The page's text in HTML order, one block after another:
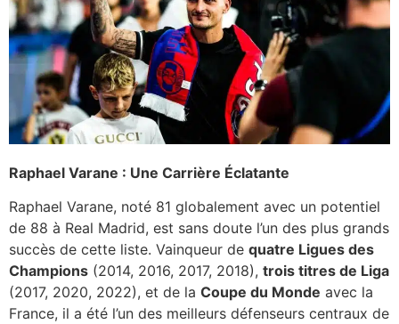
Raphael Varane : Une Carrière Éclatante
Raphael Varane, noté 81 globalement avec un potentiel
de 88 à Real Madrid, est sans doute l’un des plus grands
succès de cette liste. Vainqueur de quatre Ligues des
Champions (2014, 2016, 2017, 2018), trois titres de Liga
(2017, 2020, 2022), et de la Coupe du Monde avec la
France, il a été l’un des meilleurs défenseurs centraux de